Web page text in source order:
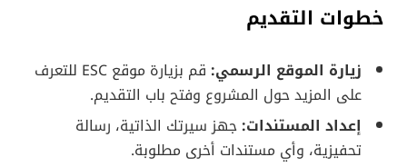
خطوات التقديم
زيارة الموقع الرسمي:
قم بزيارة موقع ESC للتعرف
على المزيد حول المشروع وفتح باب التقديم.
إعداد المستندات: جهز سيرتك الذاتية، رسالة
تحفيزية، وأي مستندات أخرى مطلوبة.